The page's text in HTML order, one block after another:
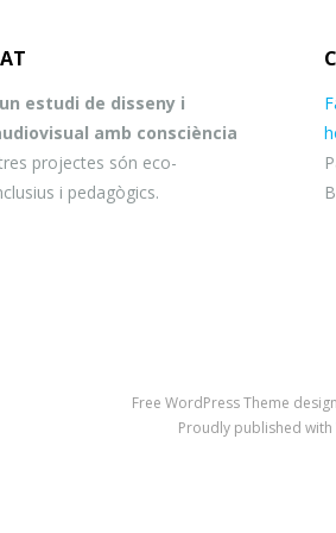
un estudi de disseny i
amb consciència
projectes són eco-
i pedagògics.
Free WordPress Theme
Proudly published with